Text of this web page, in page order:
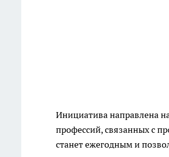
Инициатива направлена
профессий, связанных с
станет ежегодным и